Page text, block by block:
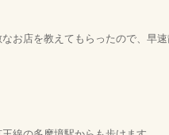
なお店を教えてもらったので、早